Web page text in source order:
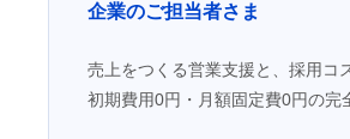
企業のご担当者さま
売上をつくる営業支援と、採用コ
初期費用0円・月額固定費0円の完